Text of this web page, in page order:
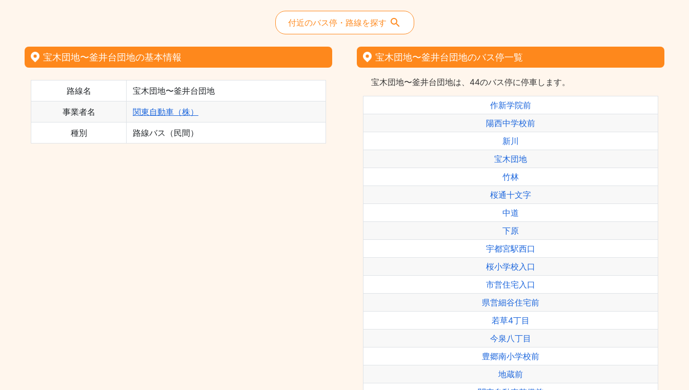
付近のバス停・路線を探す
宝木団地〜釜井台団地の基本情報
路線名 宝木団地〜釜井台団地
事業者名 関東自動車（株）
種別 路線バス（民間）
宝木団地〜釜井台団地のバス停一覧
宝木団地〜釜井台団地は、44のバス停に停車します。
作新学院前
陽西中学校前
新川
宝木団地
竹林
桜通十文字
中道
下原
宇都宮駅西口
桜小学校入口
市営住宅入口
県営細谷住宅前
若草4丁目
今泉八丁目
豊郷南小学校前
地蔵前